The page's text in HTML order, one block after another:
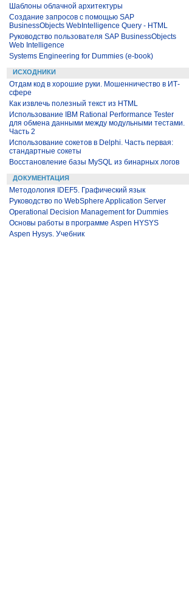
Шаблоны облачной архитектуры
Создание запросов с помощью SAP
BusinessObjects WebIntelligence Query - HTML
Руководство пользователя SAP BusinessObjects
Web Intelligence
Systems Engineering for Dummies (e-book)
ИСХОДНИКИ
Отдам код в хорошие руки. Мошенничество в ИТ-
сфере
Как извлечь полезный текст из HTML
Использование IBM Rational Performance Tester
для обмена данными между модульными тестами.
Часть 2
Использование сокетов в Delphi. Часть первая:
стандартные сокеты
Восстановление базы MySQL из бинарных логов
ДОКУМЕНТАЦИЯ
Методология IDEF5. Графический язык
Руководство по WebSphere Application Server
Operational Decision Management for Dummies
Основы работы в программе Aspen HYSYS
Aspen Hysys. Учебник